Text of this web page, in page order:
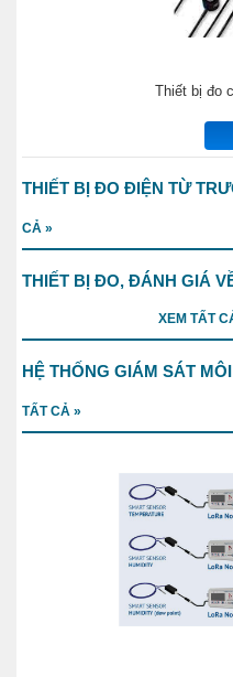
Thiết bị đo
THIẾT BỊ ĐO ĐIỆN TỪ
CẢ »
THIẾT BỊ ĐO, ĐÁNH GIÁ
XEM TẤT
HỆ THỐNG GIÁM SÁT
TẤT CẢ »